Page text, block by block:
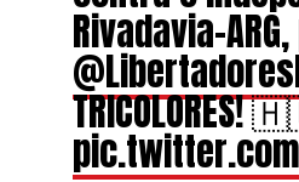
Rivadavia-
TRICOLORES!